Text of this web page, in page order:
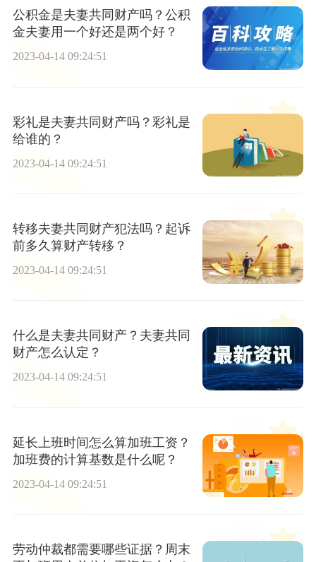
公积金是夫妻共同财产吗？公积
金夫妻用一个好还是两个好？
2023-04-14 09:24:51
彩礼是夫妻共同财产吗？彩礼是
给谁的？
2023-04-14 09:24:51
转移夫妻共同财产犯法吗？起诉
前多久算财产转移？
2023-04-14 09:24:51
什么是夫妻共同财产？夫妻共同
财产怎么认定？
2023-04-14 09:24:51
延长上班时间怎么算加班工资？
加班费的计算基数是什么呢？
2023-04-14 09:24:51
劳动仲裁都需要哪些证据？周末